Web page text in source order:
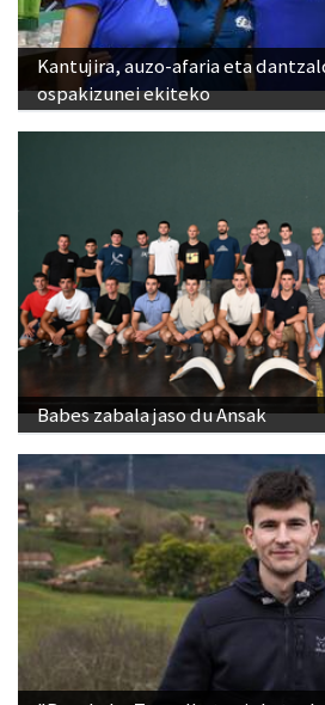
Kantujira, auzo-afaria eta
ospakizunei ekiteko
Babes zabala jaso du Ansak